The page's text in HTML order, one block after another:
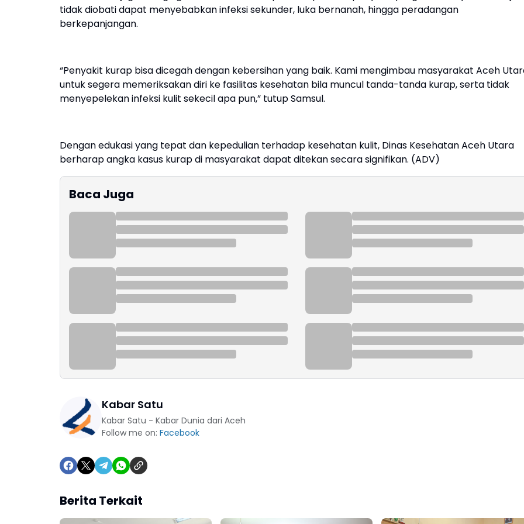
tidak diobati dapat menyebabkan infeksi sekunder, luka bernanah, hingga peradangan
berkepanjangan.
“Penyakit kurap bisa dicegah dengan kebersihan yang baik. Kami mengimbau masyarakat Aceh
untuk segera memeriksakan diri ke fasilitas kesehatan bila muncul tanda-tanda kurap, serta tidak
menyepelekan infeksi kulit sekecil apa pun,” tutup Samsul.
Dengan edukasi yang tepat dan kepedulian terhadap kesehatan kulit, Dinas Kesehatan Aceh Utara
berharap angka kasus kurap di masyarakat dapat ditekan secara signifikan. (ADV)
Baca Juga
Kabar Satu
Kabar Satu - Kabar Dunia dari Aceh
Follow me on: Facebook
Berita Terkait